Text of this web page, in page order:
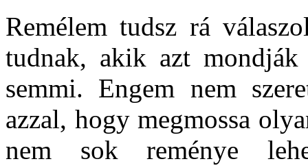
Remélem tudsz rá
tudnak, akik azt
semmi. Engem nem
azzal, hogy megmossa
nem sok reménye